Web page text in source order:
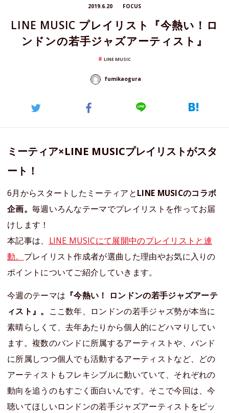
2019.6.20 FOCUS
LINE MUSIC プレイリスト『今熱い！ロ
ンドンの若手ジャズアーティスト』
LINE MUSIC
fumikaogura
ミーティア×LINE MUSICプレイリストがスタ
ート！
6月からスタートしたミーティアとLINE MUSICのコラボ
企画。 毎週いろんなテーマでプレイリストを作ってお届
けします！
本記事は、 LINE MUSICにて展開中のプレイリストと連
動。 プレイリスト作成者が選曲した理由やお気に入りの
ポイントについてご紹介していきます。
今週のテーマは 『今熱い！ ロンドンの若手ジャズアーテ
ィスト』。 ここ数年、ロンドンの若手ジャズ勢が本当に
素晴らしくて、去年あたりから個人的にどハマりしてい
ます。複数のバンドに所属するアーティストや、バンド
に所属しつつ個人でも活動するアーティストなど、どの
アーティストもフレキシブルに動いていて、それぞれの
動向を追うのもすごく面白いんです。そこで今回は、今
聴いてほしいロンドンの若手ジャズアーティストをピッ